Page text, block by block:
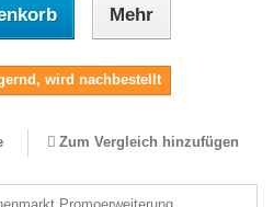
Mehr
wird nachbestellt
Zum Vergleich hinzufügen